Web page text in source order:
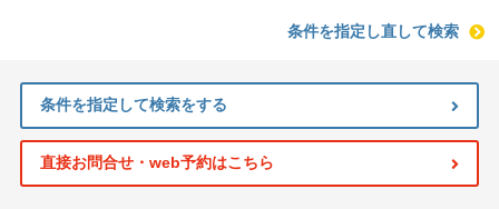
条件を指定し直して検索
条件を指定して検索をする
直接お問合せ・web予約はこちら